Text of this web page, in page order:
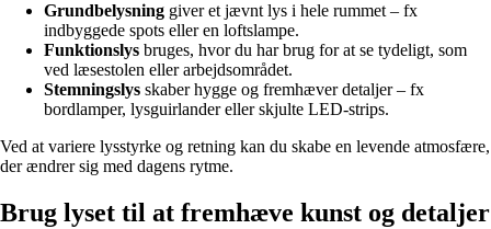
Grundbelysning giver et jævnt lys i hele rummet – fx
indbyggede spots eller en loftslampe.
Funktionslys bruges, hvor du har brug for at se tydeligt, som
ved læsestolen eller arbejdsområdet.
Stemningslys skaber hygge og fremhæver detaljer – fx
bordlamper, lysguirlander eller skjulte LED-strips.
Ved at variere lysstyrke og retning kan du skabe en levende atmosfære,
der ændrer sig med dagens rytme.
Brug lyset til at fremhæve kunst og detaljer